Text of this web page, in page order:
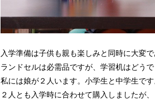
入学準備は子供も親も楽しみと同時に大変
ランドセルは必需品ですが、学習机はどうで
私には娘が２人います。小学生と中学生です
２人とも入学時に合わせて購入しましたが、